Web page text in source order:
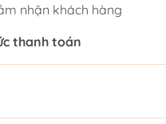
nhận khách hàng
thanh toán